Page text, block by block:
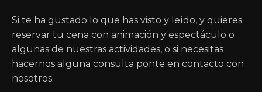
Si te ha gustado lo que has visto y leído, y quieres
reservar tu cena con animación y espectáculo o
algunas de nuestras actividades, o si necesitas
hacernos alguna consulta ponte en contacto con
nosotros.